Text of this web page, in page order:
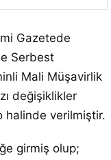
Gazetede
Serbest
Mali Müşavirlik
değişiklikler
halinde verilmiştir.
girmiş olup;